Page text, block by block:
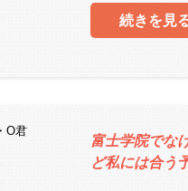
続きを見
富士学院でな
ど私には合う